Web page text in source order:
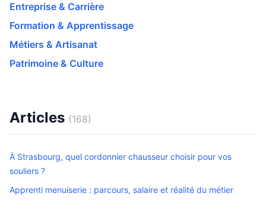
Entreprise & Carrière
Formation & Apprentissage
Métiers & Artisanat
Patrimoine & Culture
Articles (168)
À Strasbourg, quel cordonnier chausseur choisir pour vos
souliers ?
Apprenti menuiserie : parcours, salaire et réalité du métier